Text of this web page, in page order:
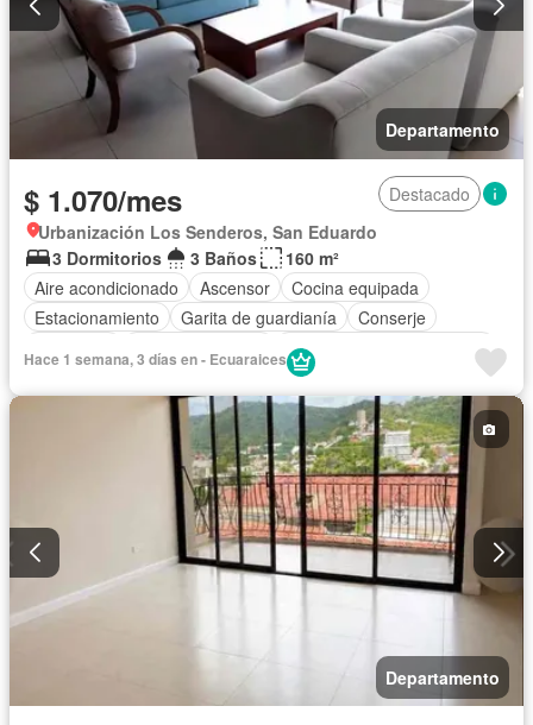
Departamento
$ 1.070/mes
Destacado
Urbanización Los Senderos, San Eduardo
3 Dormitorios
3 Baños
160 m²
Aire acondicionado
Ascensor
Cocina equipada
Estacionamiento
Garita de guardianía
Conserje
Completamente amoblado
Hace 1 semana, 3 días en - Ecuaraices
Departamento